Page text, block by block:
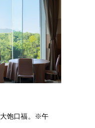
饱口福。※午